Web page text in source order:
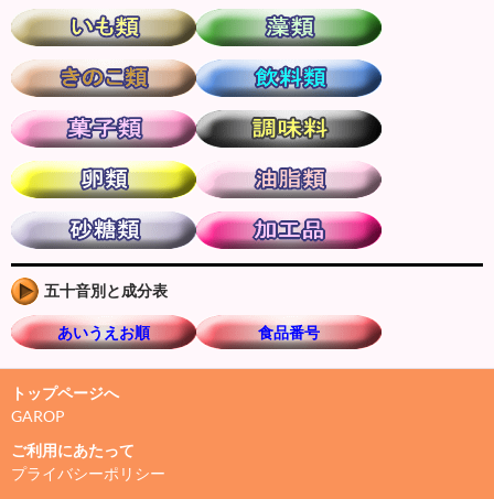
五十音別と成分表
あいうえお順 食品番号
トップページへ
GAROP
ご利用にあたって
プライバシーポリシー